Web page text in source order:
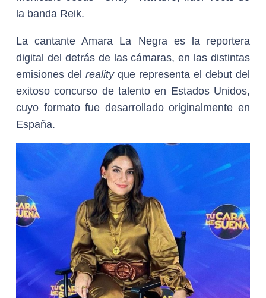
la banda Reik.
La cantante Amara La Negra es la reportera
digital del detrás de las cámaras, en las distintas
emisiones del realityque representa el debut del
exitoso concurso de talento en Estados Unidos,
cuyo formato fue desarrollado originalmente en
España.